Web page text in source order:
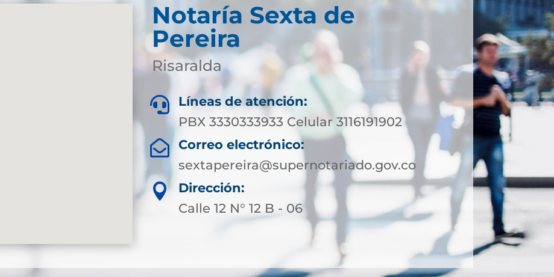
Notaría Sexta de
Pereira
Risaralda

Líneas de atención:
PBX 3330333933 Celular 3116191902

Correo electrónico:
sextapereira@supernotariado.gov.co

Dirección:
Calle 12 N° 12 B - 06